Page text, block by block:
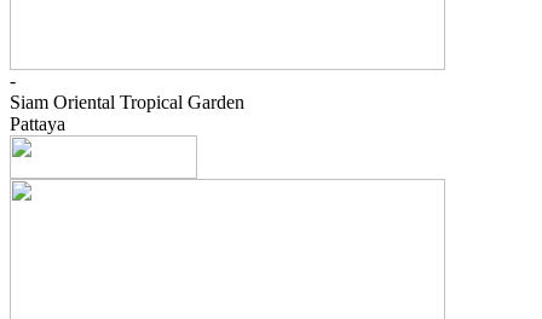
-
Siam Oriental Tropical Garden
Pattaya